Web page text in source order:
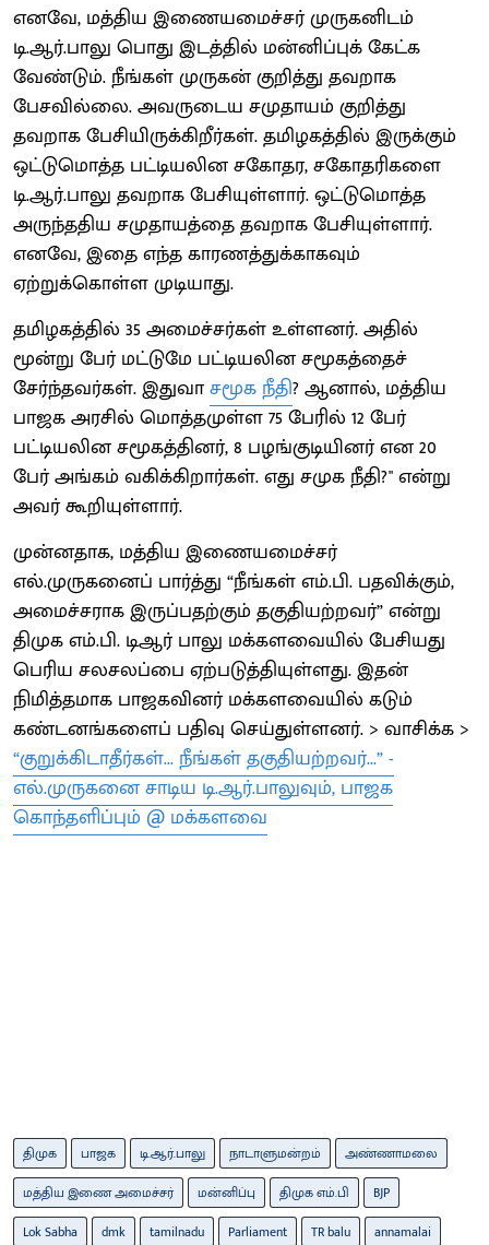
எனவே, மத்திய இணையமைச்சர் முருகனிடம்
டி.ஆர்.பாலு பொது இடத்தில் மன்னிப்புக் கேட்க
வேண்டும். நீங்கள் முருகன் குறித்து தவறாக
பேசவில்லை. அவருடைய சமுதாயம் குறித்து
தவறாக பேசியிருக்கிறீர்கள். தமிழகத்தில் இருக்கும்
ஒட்டுமொத்த பட்டியலின சகோதர, சகோதரிகளை
டி.ஆர்.பாலு தவறாக பேசியுள்ளார். ஒட்டுமொத்த
அருந்ததிய சமுதாயத்தை தவறாக பேசியுள்ளார்.
எனவே, இதை எந்த காரணத்துக்காகவும்
ஏற்றுக்கொள்ள முடியாது.
தமிழகத்தில் 35 அமைச்சர்கள் உள்ளனர். அதில்
மூன்று பேர் மட்டுமே பட்டியலின சமூகத்தைச்
சேர்ந்தவர்கள். இதுவாசமூக நீதி? ஆனால், மத்திய
பாஜக அரசில் மொத்தமுள்ள 75 பேரில் 12 பேர்
பட்டியலின சமூகத்தினர், 8 பழங்குடியினர் என 20
பேர் அங்கம் வகிக்கிறார்கள். எது சமுக நீதி?" என்று
அவர் கூறியுள்ளார்.
முன்னதாக, மத்திய இணையமைச்சர்
எல்.முருகனைப் பார்த்து “நீங்கள் எம்.பி. பதவிக்கும்,
அமைச்சராக இருப்பதற்கும் தகுதியற்றவர்” என்று
திமுக எம்.பி. டிஆர் பாலு மக்களவையில் பேசியது
பெரிய சலசலப்பை ஏற்படுத்தியுள்ளது. இதன்
நிமித்தமாக பாஜகவினர் மக்களவையில் கடும்
கண்டனங்களைப் பதிவு செய்துள்ளனர். > வாசிக்க >
“குறுக்கிடாதீர்கள்... நீங்கள் தகுதியற்றவர்...” -
எல்.முருகனை சாடிய டி.ஆர்.பாலுவும், பாஜக
கொந்தளிப்பும் @ மக்களவை
திமுக பாஜக டி.ஆர்.பாலு நாடாளுமன்றம்
அண்ணாமலை
மத்திய இணை அமைச்சர்
மன்னிப்பு திமுக எம்.பி
BJP
Lok Sabha
dmk tamilnadu Parliament TR balu annamalai